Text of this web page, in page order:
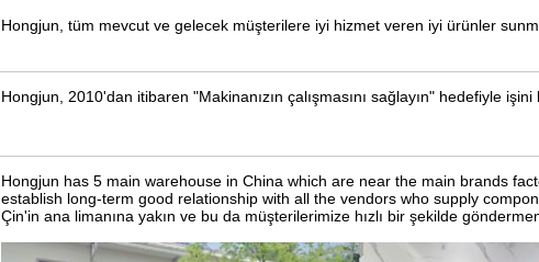
Hongjun, tüm mevcut ve gelecek müşterilere iyi hizmet veren iyi ürünler
Hongjun, 2010'dan itibaren "Makinanızın çalışmasını sağlayın" hedefiyle işini
Hongjun has 5 main warehouse in China which are near the main brands
establish long-term good relationship with all the vendors who supply
Çin'in ana limanına yakın ve bu da müşterilerimize hızlı bir şekilde